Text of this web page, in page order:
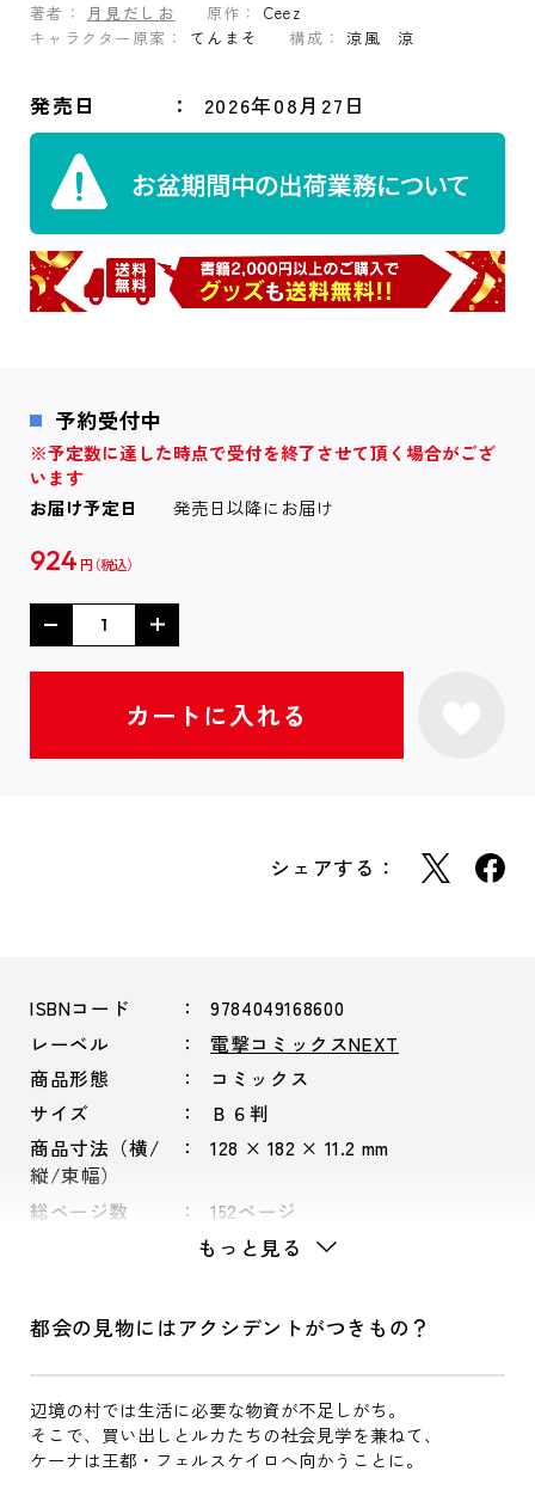
著者： 月見だしお 原作：
Ceez
キャラクター原案：
てんまそ 構成： 涼風 涼
発売日 2026年08月27日
予約受付中
※予定数に達した時点で受付を終了させて頂く場合がござ
います
お届け予定日
発売日以降にお届け
924 円
シェアする：
ISBNコード
9784049168600
レーベル
電撃コミックスNEXT
商品形態
コミックス
サイズ
Ｂ６判
商品寸法（横/
縦/束幅）
128 × 182 × 11.2 mm
総ページ数 152ページ
もっと見る
都会の見物にはアクシデントがつきもの？
辺境の村では生活に必要な物資が不足しがち。
そこで、買い出しとルカたちの社会見学を兼ねて、
ケーナは王都・フェルスケイロへ向かうことに。